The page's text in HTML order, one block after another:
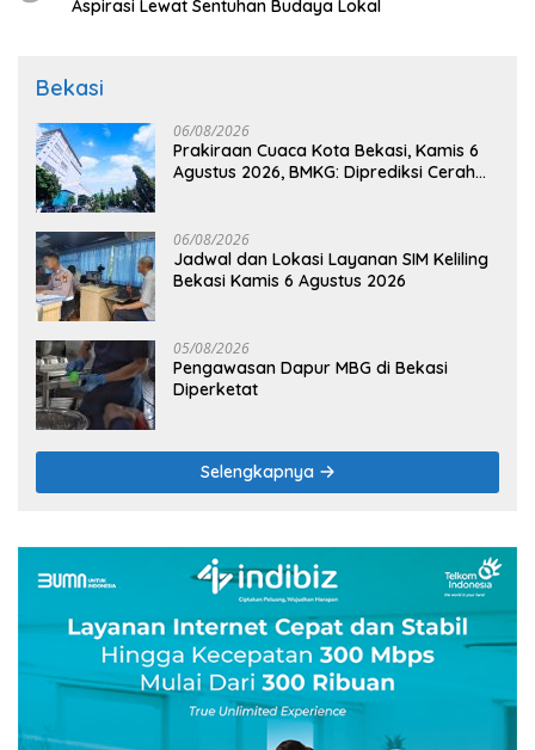
Aspirasi Lewat Sentuhan Budaya Lokal
Bekasi
06/08/2026
Prakiraan Cuaca Kota Bekasi, Kamis 6
Agustus 2026, BMKG: Diprediksi Cerah
06/08/2026
Jadwal dan Lokasi Layanan SIM Keliling
Bekasi Kamis 6 Agustus 2026
05/08/2026
Pengawasan Dapur MBG di Bekasi
Diperketat
Selengkapnya